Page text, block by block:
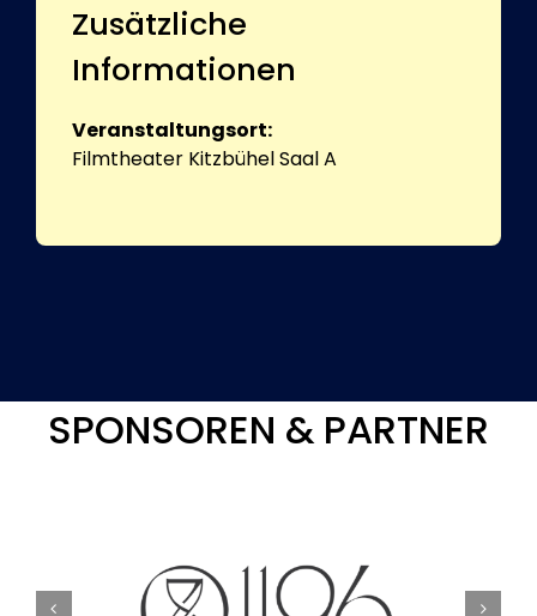
Zusätzliche
Informationen
Veranstaltungsort:
Filmtheater Kitzbühel Saal A
SPONSOREN & PARTNER